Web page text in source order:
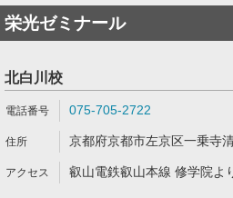
栄光ゼミナール
北白川校
075-705-2722
京都府京都市左京区一乗寺
叡山電鉄叡山本線 修学院よ